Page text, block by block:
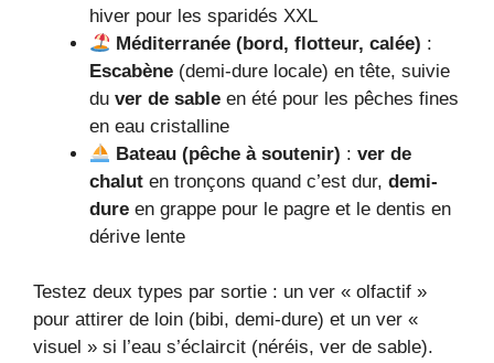
hiver pour les sparidés XXL
Méditerranée (bord, flotteur, calée) :
Escabène (demi-dure locale) en tête, suivie
du ver de sable en été pour les pêches fines
en eau cristalline
Bateau (pêche à soutenir) :ver de
chalut en tronçons quand c’est dur, demi-
dure en grappe pour le pagre et le dentis en
dérive lente
Testez deux types par sortie : un ver « olfactif »
pour attirer de loin (bibi, demi-dure) et un ver «
visuel » si l’eau s’éclaircit (néréis, ver de sable).